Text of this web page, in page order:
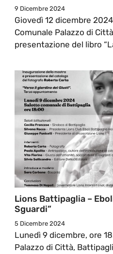
9 Dicembre 2024
Giovedì 12 dicembre
Comunale Palazzo di
presentazione del libro
Lions Battipaglia –
Sguardi”
5 Dicembre 2024
Lunedì 9 dicembre, ore
Palazzo di Città,